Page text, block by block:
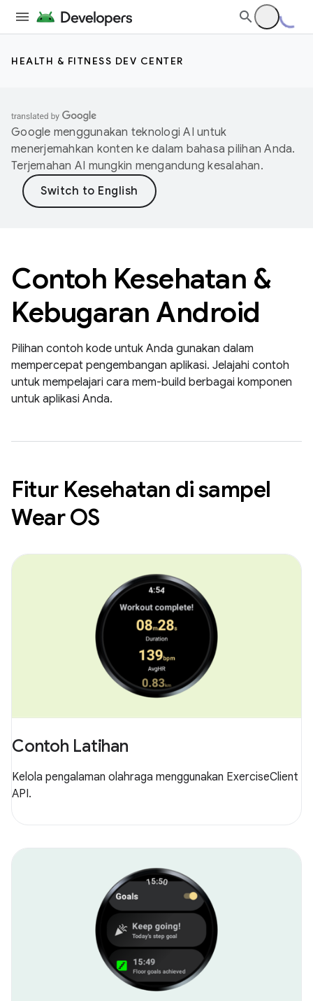
HEALTH & FITNESS DEV CENTER
Google menggunakan teknologi AI untuk
menerjemahkan konten ke dalam bahasa pilihan Anda.
Terjemahan AI mungkin mengandung kesalahan.
Contoh Kesehatan &
Kebugaran Android
Pilihan contoh kode untuk Anda gunakan dalam
mempercepat pengembangan aplikasi. Jelajahi contoh
untuk mempelajari cara mem-build berbagai komponen
untuk aplikasi Anda.
Fitur Kesehatan di sampel
Wear OS
Contoh Latihan
Kelola pengalaman olahraga menggunakan ExerciseClient
API.